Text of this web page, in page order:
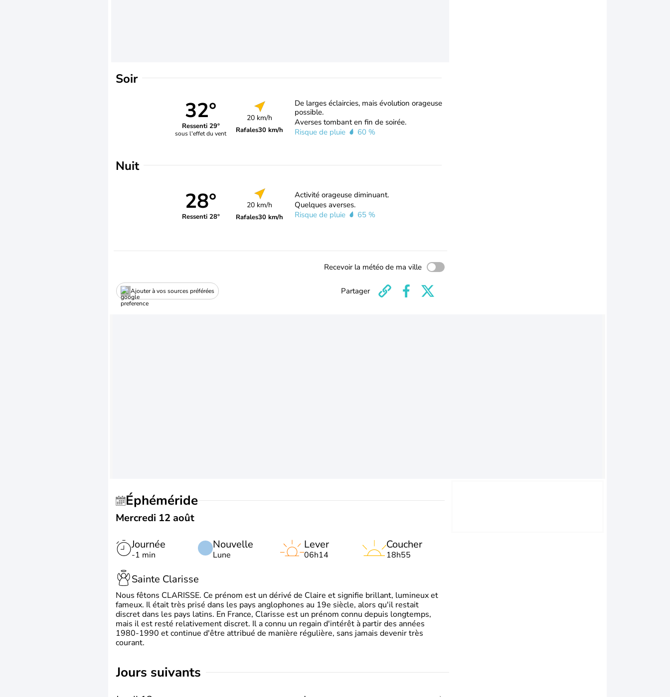
Soir
32°
Ressenti 29°
sous l'effet du vent
20 km/h
Rafales30 km/h
De larges éclaircies, mais évolution orageuse
possible.
Averses tombant en fin de soirée.
Risque de pluie
60 %
Nuit
28°
Ressenti 28°
20 km/h
Rafales30 km/h
Activité orageuse diminuant.
Quelques averses.
Risque de pluie
65 %
Recevoir la météo de ma ville
Ajouter à vos sources préférées Partager
Éphéméride
Mercredi 12 août
Journée
-1 min
Nouvelle
Lune
Lever
06h14
Coucher
18h55
Sainte Clarisse
Nous fêtons CLARISSE. Ce prénom est un dérivé de Claire et signifie brillant, lumineux et
fameux. Il était très prisé dans les pays anglophones au 19e siècle, alors qu'il restait
discret dans les pays latins. En France, Clarisse est un prénom connu depuis longtemps,
mais il est resté relativement discret. Il a connu un regain d'intérêt à partir des années
1980-1990 et continue d'être attribué de manière régulière, sans jamais devenir très
courant.
jours suivants